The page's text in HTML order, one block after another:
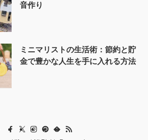
音作り
ミニマリストの生活術：節約と貯
金で豊かな人生を手に入れる方法